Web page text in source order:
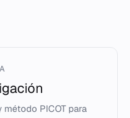
PICOT para